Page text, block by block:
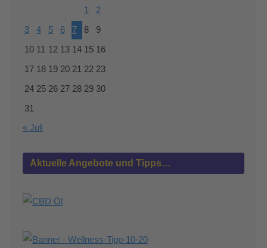
1 2
3 4 5 6 7 8 9
10 11 12 13 14 15 16
17 18 19 20 21 22 23
24 25 26 27 28 29 30
31
« Juli
Aktuelle Angebote und Tipps…